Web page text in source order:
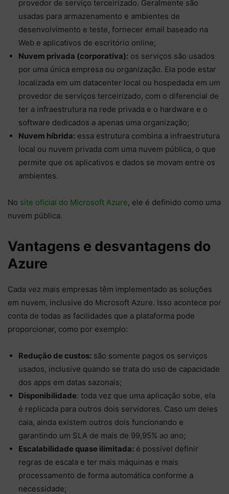
provedor de serviço terceirizado. Geralmente são
usadas para armazenamento e ambientes de
desenvolvimento e teste, fornecer email baseado na
Web e aplicativos de escritório online;
Nuvem privada (corporativa): os serviços são usados
por uma única empresa ou organização. Ela pode estar
localizada em um datacenter local ou hospedada em um
provedor de serviços terceirizado, com o diferencial de
ter a infraestrutura na rede privada e o hardware e o
software dedicados a apenas uma organização;
Nuvem híbrida: essa estrutura combina a infraestrutura
local ou nuvem privada com uma nuvem pública, o que
permite que os aplicativos e dados se movam entre os
ambientes.
No site oficial do Microsoft Azure, ele é definido como uma
nuvem pública.
Vantagens e desvantagens do
Azure
Cada vez mais empresas têm implementado as soluções
em nuvem, inclusive do Microsoft Azure. Isso acontece por
conta de todas as facilidades que a plataforma pode
proporcionar, como por exemplo:
Redução de custos: são somente pagos os serviços
usados, inclusive quando se trata do uso de capacidade
dos apps em datas sazonais;
Disponibilidade: toda vez que uma aplicação sobe, ela
é replicada para outros dois servidores. Caso um deles
caia, ainda existem outros dois funcionando e
garantindo um SLA de mais de 99,95% ao ano;
Escalabilidade quase ilimitada: é possível definir
regras de escala e ter mais máquinas e mais
processamento de forma automática conforme a
necessidade;